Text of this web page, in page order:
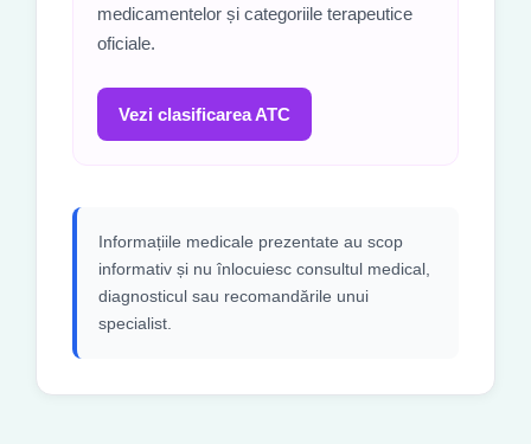
medicamentelor și categoriile terapeutice
oficiale.
Vezi clasificarea ATC
Informațiile medicale prezentate au scop
informativ și nu înlocuiesc consultul medical,
diagnosticul sau recomandările unui
specialist.